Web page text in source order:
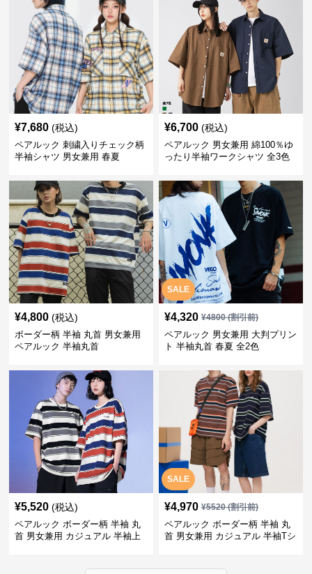
¥7,680 (税込)
ペアルック 刺繍入りチェック柄
半袖シャツ 男女兼用 春夏
¥6,700 (税込)
ペアルック 男女兼用 綿100％ゆ
ったり半袖ワークシャツ 全3色
¥4,800 (税込)
ボーダー柄 半袖 丸首 男女兼用
ペアルック 半袖丸首
SALE
¥4,320 ¥4800(割引前)
ペアルック 男女兼用 大判プリン
ト 半袖丸首 春夏 全2色
¥5,520 (税込)
ペアルック ボーダー柄 半袖 丸
首 男女兼用 カジュアル 半袖上
SALE
¥4,970 ¥5520(割引前)
ペアルック ボーダー柄 半袖 丸
首 男女兼用 カジュアル 半袖Tシ